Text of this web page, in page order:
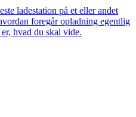
ladestation på et eller andet
foregår opladning egentlig
hvad du skal vide.